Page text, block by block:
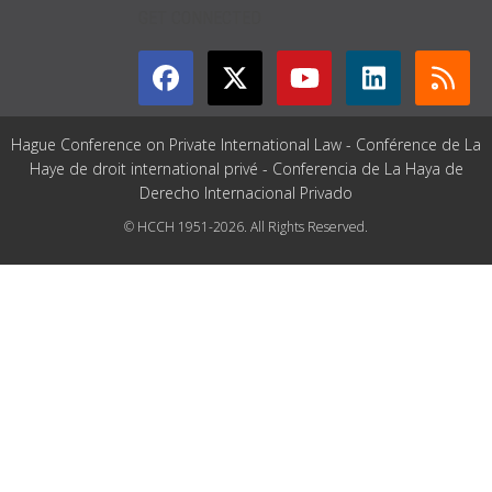
Hague Conference on Private International Law - Conférence de La
Haye de droit international privé - Conferencia de La Haya de
Derecho Internacional Privado
© HCCH 1951-2026. All Rights Reserved.